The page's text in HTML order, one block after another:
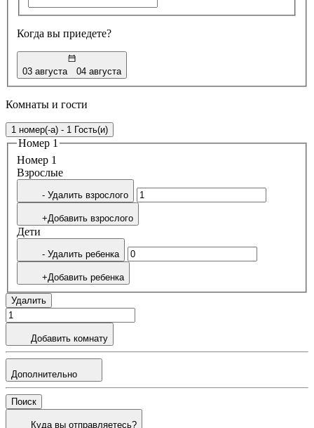
Когда вы приедете?
03 августа 04 августа
Комнаты и гости
1 номер(-а) - 1 Гость(и)
Номер 1
Номер 1
Bзрослые
- Удалить взрослого
+Добавить взрослого
Дети
- Удалить ребенка
+Добавить ребенка
Удалить
Добавить комнату
Дополнительно
Поиск
Куда вы отправляетесь?